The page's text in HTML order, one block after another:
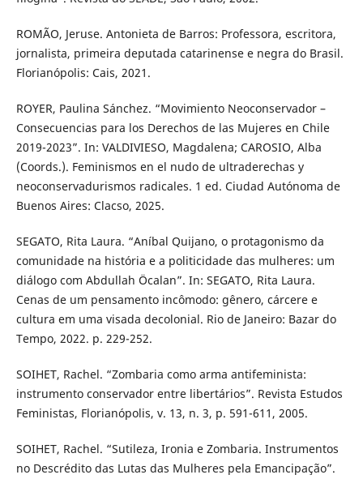
ROMÃO, Jeruse. Antonieta de Barros: Professora, escritora,
jornalista, primeira deputada catarinense e negra do Brasil.
Florianópolis: Cais, 2021.
ROYER, Paulina Sánchez. “Movimiento Neoconservador –
Consecuencias para los Derechos de las Mujeres en Chile
2019-2023”. In: VALDIVIESO, Magdalena; CAROSIO, Alba
(Coords.). Feminismos en el nudo de ultraderechas y
neoconservadurismos radicales. 1 ed. Ciudad Autónoma de
Buenos Aires: Clacso, 2025.
SEGATO, Rita Laura. “Aníbal Quijano, o protagonismo da
comunidade na história e a politicidade das mulheres: um
diálogo com Abdullah Öcalan”. In: SEGATO, Rita Laura.
Cenas de um pensamento incômodo: gênero, cárcere e
cultura em uma visada decolonial. Rio de Janeiro: Bazar do
Tempo, 2022. p. 229-252.
SOIHET, Rachel. “Zombaria como arma antifeminista:
instrumento conservador entre libertários”. Revista Estudos
Feministas, Florianópolis, v. 13, n. 3, p. 591-611, 2005.
SOIHET, Rachel. “Sutileza, Ironia e Zombaria. Instrumentos
no Descrédito das Lutas das Mulheres pela Emancipação”.